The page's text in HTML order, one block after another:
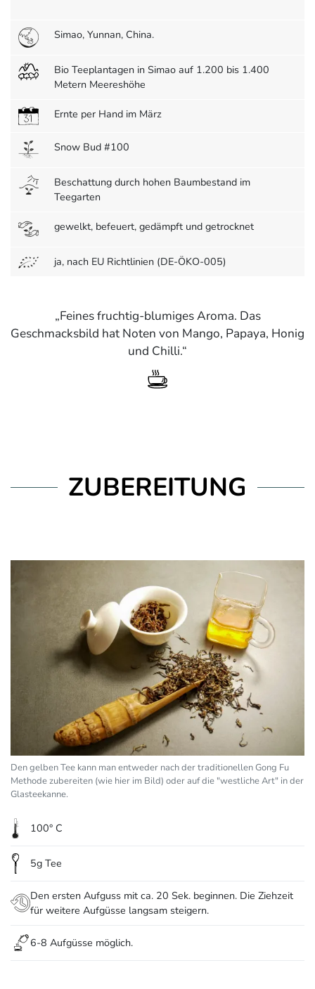
Simao, Yunnan, China.
Bio Teeplantagen in Simao auf 1.200 bis 1.400
Metern Meereshöhe
Ernte per Hand im März
Snow Bud #100
Beschattung durch hohen Baumbestand im
Teegarten
gewelkt, befeuert, gedämpft und getrocknet
ja, nach EU Richtlinien (DE-ÖKO-005)
Feines fruchtig-blumiges Aroma. Das
Geschmacksbild hat Noten von Mango, Papaya, Honig
und Chilli.
ZUBEREITUNG
Den gelben Tee kann man entweder nach der traditionellen Gong Fu
Methode zubereiten (wie hier im Bild) oder auf die "westliche Art" in der
Glasteekanne.
100° C
5g Tee
Den ersten Aufguss mit ca. 20 Sek. beginnen. Die Ziehzeit
für weitere Aufgüsse langsam steigern.
6-8 Aufgüsse möglich.